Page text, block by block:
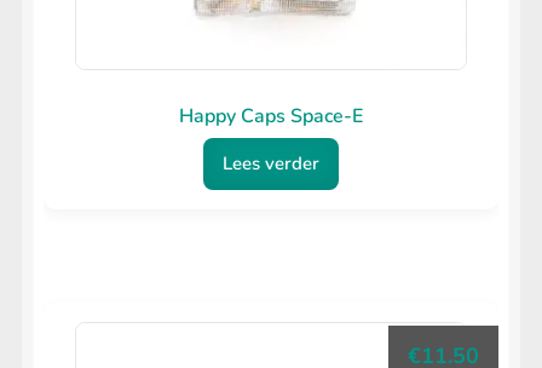
Happy Caps Space-E
Lees verder
€11.50